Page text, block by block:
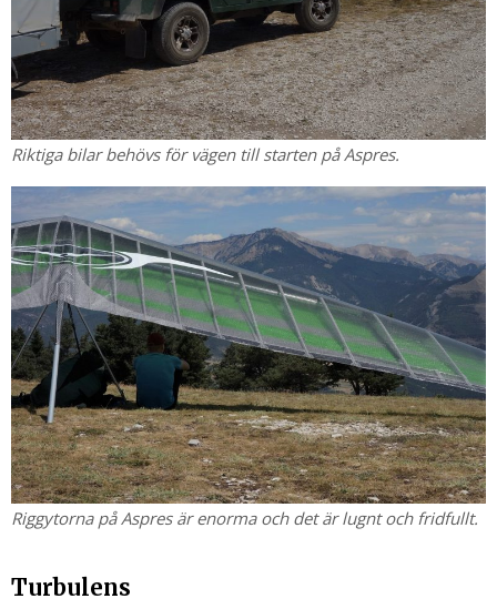
Riktiga bilar behövs för vägen till starten på Aspres.
Riggytorna på Aspres är enorma och det är lugnt och fridfullt.
Turbulens